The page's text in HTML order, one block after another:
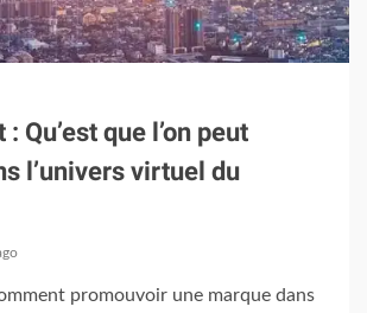
Qu’est que l’on peut
l’univers virtuel du
promouvoir une marque dans